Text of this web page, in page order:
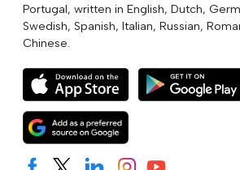
Portugal, written in English, Dutch,
Swedish, Spanish, Italian, Russian,
Chinese.